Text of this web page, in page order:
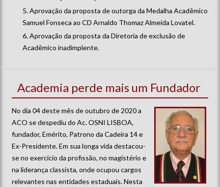
Aprovação da proposta de outorga da Medalha Acadêmico
Samuel Fonseca ao CD Arnaldo Thomaz Almeida Lovatel.
Aprovação da proposta da Diretoria de exclusão de
Acadêmico inadimplente.
Academia perde mais um Fundador
No dia 04 deste mês de outubro de 2020 a
ACO se despediu do Ac. OSNI LISBOA,
fundador, Emérito, Patrono da Cadeira 14 e
Ex-Presidente. Em sua longa vida destacou-
se no exercício da profissão, no magistério e
na liderança classista, onde ocupou cargos
relevantes nas entidades estaduais. Nesta